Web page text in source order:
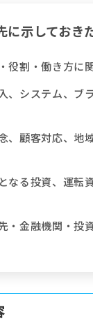
に示しておき
役割・働き方に
、システム、ブ
、顧客対応、地
なる投資、運転
・金融機関・投